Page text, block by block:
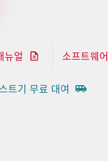
뉴얼 소프트웨어
트기 무료 대여